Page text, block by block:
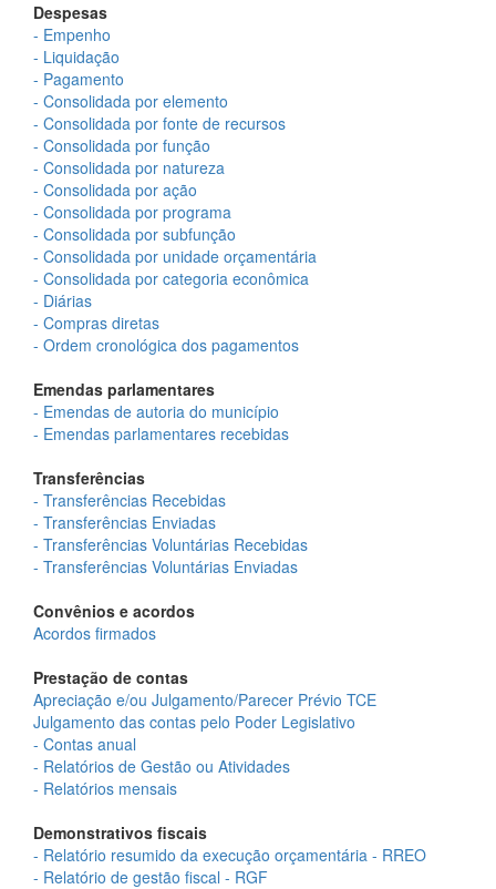
Despesas
- Empenho
- Liquidação
- Pagamento
- Consolidada por elemento
- Consolidada por fonte de recursos
- Consolidada por função
- Consolidada por natureza
- Consolidada por ação
- Consolidada por programa
- Consolidada por subfunção
- Consolidada por unidade orçamentária
- Consolidada por categoria econômica
- Diárias
- Compras diretas
- Ordem cronológica dos pagamentos
Emendas parlamentares
- Emendas de autoria do município
- Emendas parlamentares recebidas
Transferências
- Transferências Recebidas
- Transferências Enviadas
- Transferências Voluntárias Recebidas
- Transferências Voluntárias Enviadas
Convênios e acordos
Acordos firmados
Prestação de contas
Apreciação e/ou Julgamento/Parecer Prévio TCE
Julgamento das contas pelo Poder Legislativo
- Contas anual
- Relatórios de Gestão ou Atividades
- Relatórios mensais
Demonstrativos fiscais
- Relatório resumido da execução orçamentária - RREO
- Relatório de gestão fiscal - RGF